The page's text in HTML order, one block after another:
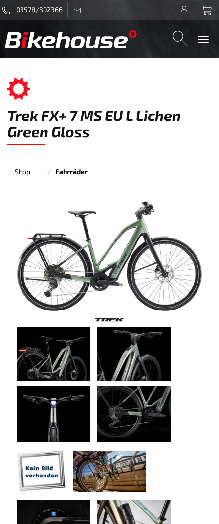
03578/302366
Trek FX+ 7 MS EU L Lichen
Green Gloss
Shop Fahrräder